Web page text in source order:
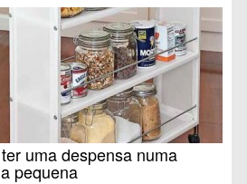
uma despensa numa
pequena